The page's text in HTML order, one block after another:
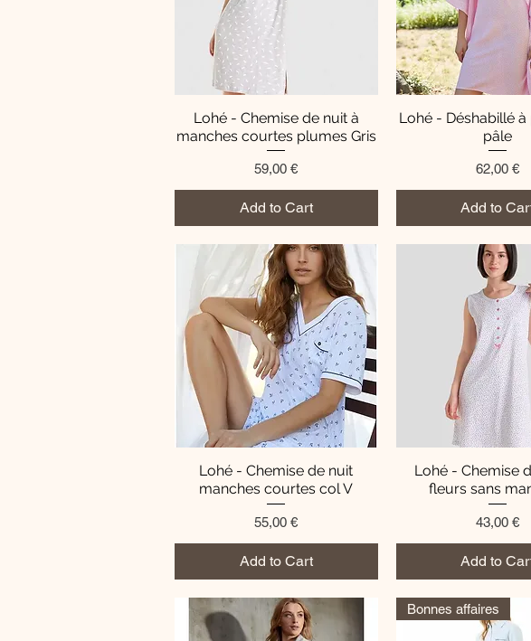
Quick View
Lohé - Chemise de nuit à
manches courtes plumes Gris
Price
59,00 €
Add to Cart
Quick View
Lohé - Déshabillé à
pâle
Price
62,00 €
Add to
Quick View
Lohé - Chemise de nuit
manches courtes col V
Price
55,00 €
Add to Cart
Quick View
Lohé - Chemise
fleurs sans
Price
43,00 €
Add to
Bonnes affaires